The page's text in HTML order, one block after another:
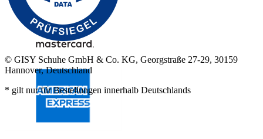
© GISY Schuhe GmbH & Co. KG, Georgstraße 27-29, 30159
Hannover, Deutschland
* gilt nur für Bestellungen innerhalb Deutschlands